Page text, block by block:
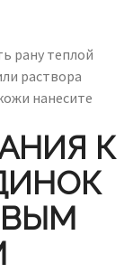
рану теплой
раствора
нанесите
К